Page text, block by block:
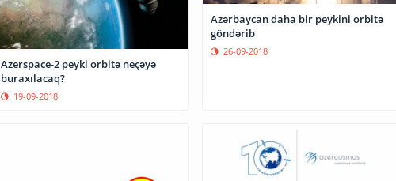
Azerspace-2 peyki orbitə neçəyə
buraxılacaq?
19-09-2018
Azərbaycan daha bir peykini orbitə
göndərib
26-09-2018